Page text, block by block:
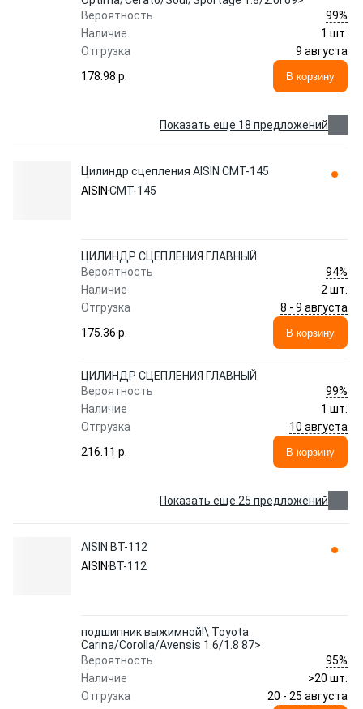
Вероятность
99%
Наличие
1 шт.
Отгрузка
9 августа
178.98 p.
В корзину
Показать еще 18 предложений
Цилиндр сцепления AISIN CMT-145
AISIN CMT-145
ЦИЛИНДР СЦЕПЛЕНИЯ ГЛАВНЫЙ
Вероятность
94%
Наличие
2 шт.
Отгрузка
8 - 9 августа
175.36 p.
В корзину
ЦИЛИНДР СЦЕПЛЕНИЯ ГЛАВНЫЙ
Вероятность
99%
Наличие
1 шт.
Отгрузка
10 августа
216.11 p.
В корзину
Показать еще 25 предложений
AISIN BT-112
AISIN BT-112
подшипник выжимной!\ Toyota
Carina/Corolla/Avensis 1.6/1.8 87>
Вероятность
95%
Наличие
>20 шт.
Отгрузка
20 - 25 августа